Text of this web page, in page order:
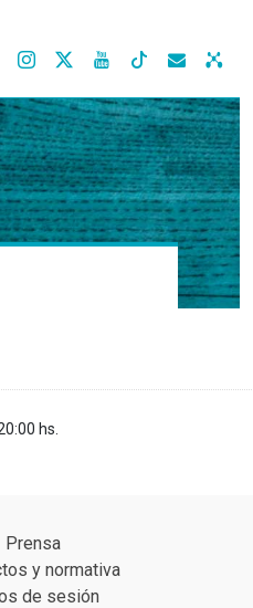
  
hs.
Prensa
y normativa
de sesión